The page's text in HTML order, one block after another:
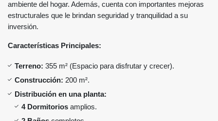
ambiente del hogar. Además, cuenta con importantes mejoras
estructurales que le brindan seguridad y tranquilidad a su
inversión.
Características Principales:
Terreno: 355 m² (Espacio para disfrutar y crecer).
Construcción: 200 m².
Distribución en una planta:
4 Dormitorios amplios.